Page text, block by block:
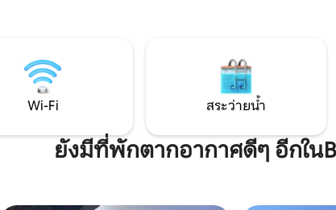
ให้ ที่จอดรถจักร
จักรยานยนต์
Wi-Fi สระว่ายน้ำ
ยังมีที่พักตากอากาศดีๆ อีกใน